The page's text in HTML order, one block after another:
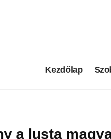
Kezdőlap
a lusta